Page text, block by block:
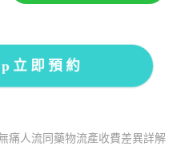
立即預約
痛人流同藥物流產收費差異詳解